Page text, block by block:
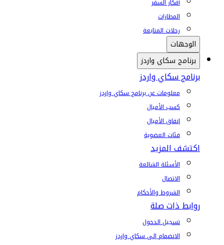
أفكار السفر
المطارات
رحلات المتابعة
الوجهات
برنامج سكاي واردز
برنامج سكاي واردز
معلومات عن برنامج سكاي واردز
كسب الأميال
إنفاق الأميال
فئات العضوية
اكتشف المزيد
الأسئلة الشائعة
الاتصال
الشروط والأحكام
روابط ذات صلة
تسجيل الدخول
الانضمام إلى سكاي واردز